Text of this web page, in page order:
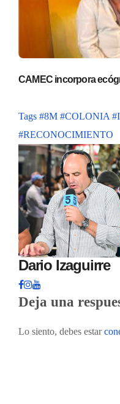
CAMEC incorpora
Tags #8M #COLONIA
#RECONOCIMIENTO
Dario Izaguirre
Deja una
Lo siento, debes estar